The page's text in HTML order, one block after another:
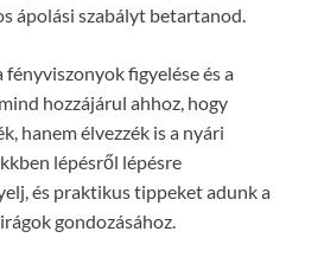
ápolási szabályt betartanod.
fényviszonyok figyelése és a
hozzájárul ahhoz, hogy
hanem élvezzék is a nyári
lépésről lépésre
és praktikus tippeket adunk a
gondozásához.